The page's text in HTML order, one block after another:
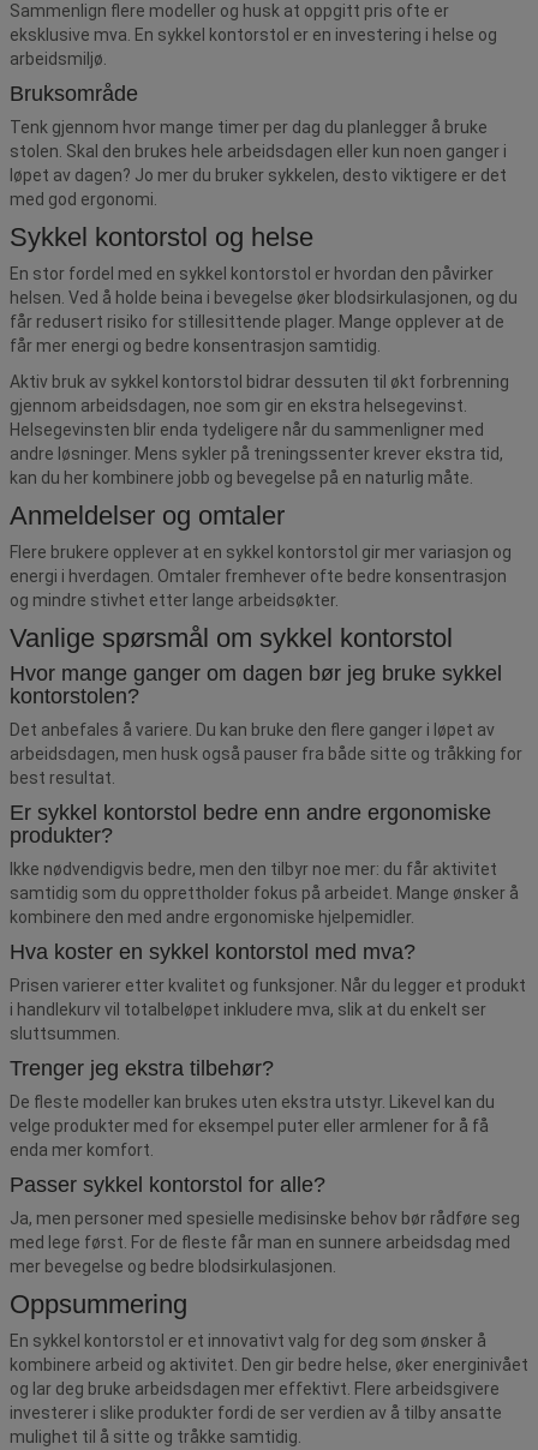
Sammenlign flere modeller og husk at oppgitt pris ofte er
eksklusive mva. En sykkel kontorstol er en investering i helse og
arbeidsmiljø.
Bruksområde
Tenk gjennom hvor mange timer per dag du planlegger å bruke
stolen. Skal den brukes hele arbeidsdagen eller kun noen ganger i
løpet av dagen? Jo mer du bruker sykkelen, desto viktigere er det
med god ergonomi.
Sykkel kontorstol og helse
En stor fordel med en sykkel kontorstol er hvordan den påvirker
helsen. Ved å holde beina i bevegelse øker blodsirkulasjonen, og du
får redusert risiko for stillesittende plager. Mange opplever at de
får mer energi og bedre konsentrasjon samtidig.
Aktiv bruk av sykkel kontorstol bidrar dessuten til økt forbrenning
gjennom arbeidsdagen, noe som gir en ekstra helsegevinst.
Helsegevinsten blir enda tydeligere når du sammenligner med
andre løsninger. Mens sykler på treningssenter krever ekstra tid,
kan du her kombinere jobb og bevegelse på en naturlig måte.
Anmeldelser og omtaler
Flere brukere opplever at en sykkel kontorstol gir mer variasjon og
energi i hverdagen. Omtaler fremhever ofte bedre konsentrasjon
og mindre stivhet etter lange arbeidsøkter.
Vanlige spørsmål om sykkel kontorstol
Hvor mange ganger om dagen bør jeg bruke sykkel
kontorstolen?
Det anbefales å variere. Du kan bruke den flere ganger i løpet av
arbeidsdagen, men husk også pauser fra både sitte og tråkking for
best resultat.
Er sykkel kontorstol bedre enn andre ergonomiske
produkter?
Ikke nødvendigvis bedre, men den tilbyr noe mer: du får aktivitet
samtidig som du opprettholder fokus på arbeidet. Mange ønsker å
kombinere den med andre ergonomiske hjelpemidler.
Hva koster en sykkel kontorstol med mva?
Prisen varierer etter kvalitet og funksjoner. Når du legger et produkt
i handlekurv vil totalbeløpet inkludere mva, slik at du enkelt ser
sluttsummen.
Trenger jeg ekstra tilbehør?
De fleste modeller kan brukes uten ekstra utstyr. Likevel kan du
velge produkter med for eksempel puter eller armlener for å få
enda mer komfort.
Passer sykkel kontorstol for alle?
Ja, men personer med spesielle medisinske behov bør rådføre seg
med lege først. For de fleste får man en sunnere arbeidsdag med
mer bevegelse og bedre blodsirkulasjonen.
Oppsummering
En sykkel kontorstol er et innovativt valg for deg som ønsker å
kombinere arbeid og aktivitet. Den gir bedre helse, øker energinivået
og lar deg bruke arbeidsdagen mer effektivt. Flere arbeidsgivere
investerer i slike produkter fordi de ser verdien av å tilby ansatte
mulighet til å sitte og tråkke samtidig.